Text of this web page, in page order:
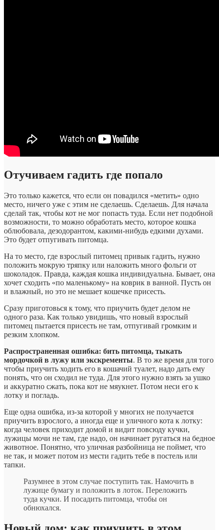
Отучиваем гадить где попало
Это только кажется, что если он повадился «метить» одно
место, ничего уже с этим не сделаешь. Сделаешь. Для начала
сделай так, чтобы кот не мог попасть туда. Если нет подобной
возможности, то можно обработать место, которое кошка
облюбовала, дезодорантом, какими-нибудь едкими духами.
Это будет отпугивать питомца.
На то место, где взрослый питомец привык гадить, нужно
положить мокрую тряпку или наложить много фольги от
шоколадок. Правда, каждая кошка индивидуальна. Бывает, она
хочет сходить «по маленькому» на коврик в ванной. Пусть он
и влажный, но это не мешает кошечке присесть.
Сразу приготовься к тому, что приучить будет делом не
одного раза. Как только увидишь, что новый взрослый
питомец пытается присесть не там, отпугивай громким и
резким хлопком.
Распространенная ошибка: бить питомца, тыкать
мордочкой в лужу или экскременты. В то же время для того
чтобы приучить ходить его в кошачий туалет, надо дать ему
понять, что он сходил не туда. Для этого нужно взять за ушко
и аккуратно сжать, пока кот не мяукнет. Потом неси его к
лотку и погладь.
Еще одна ошибка, из-за которой у многих не получается
приучить взрослого, а иногда еще и уличного кота к лотку:
когда человек приходит домой и видит повсюду кучки,
лужицы мочи не там, где надо, он начинает ругаться на бедное
животное. Понятно, что уличная разбойница не поймет, что
не так, и может потом из мести гадить тебе в постель или
тапки.
Разумнее в этом случае поступить так. Намочить в
лужице бумагу и положить в лоток. Переложить
туда кучки. И посадить питомца, чтобы он
обнюхался.